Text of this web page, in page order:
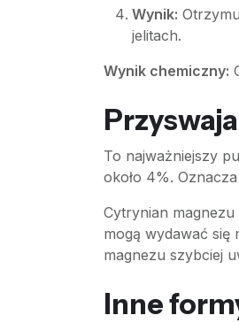
Wynik:
jelitach.
Wynik chemiczny:
To najważniejszy
około 4%.
Cytrynian
mogą wydawać się
magnezu szybciej
Inne